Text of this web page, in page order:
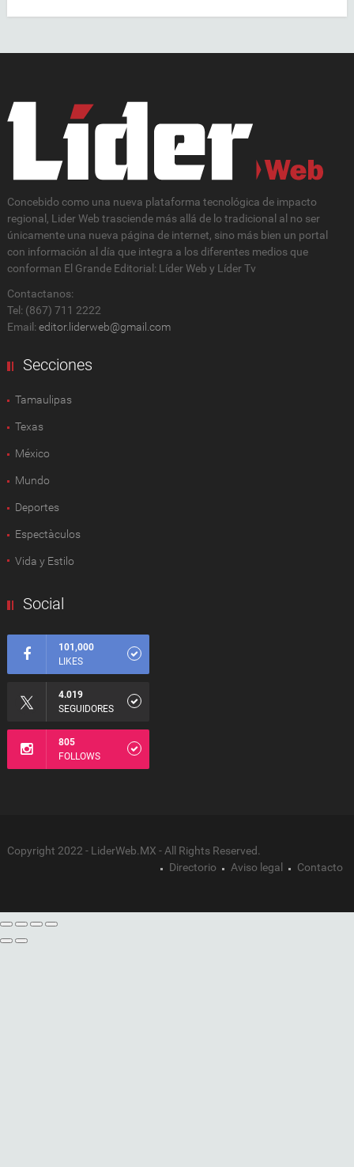
Concebido como una nueva plataforma tecnológica de impacto
regional, Lider Web trasciende más allá de lo tradicional al no ser
únicamente una nueva página de internet, sino más bien un portal
con información al día que integra a los diferentes medios que
conforman El Grande Editorial: Líder Web y Líder Tv
Contactanos:
Tel: (867) 711 2222
Email: editor.liderweb@gmail.com
Secciones
Tamaulipas
Texas
México
Mundo
Deportes
Espectàculos
Vida y Estilo
Social
101,000
LIKES
4.019
SEGUIDORES
805
FOLLOWS
Copyright 2022 - LiderWeb.MX - All Rights Reserved.
Directorio
Aviso legal Contacto